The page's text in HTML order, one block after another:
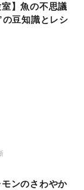
】魚の不思議
豆知識とレシ
ンのさわやか